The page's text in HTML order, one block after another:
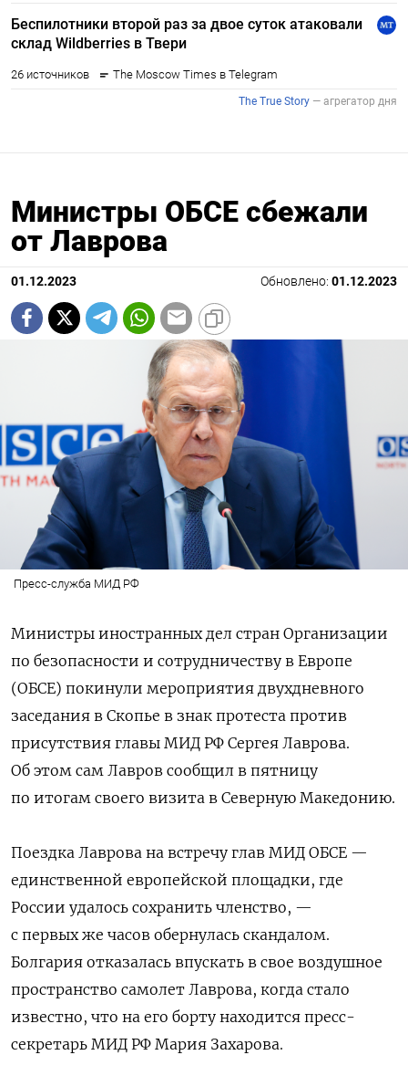
Министры ОБСЕ сбежали
от Лаврова
01.12.2023 Обновлено: 01.12.2023
Пресс-служба МИД РФ
Министры иностранных дел стран Организации
по безопасности и сотрудничеству в Европе
(ОБСЕ) покинули мероприятия двухдневного
заседания в Скопье в знак протеста против
присутствия главы МИД РФ Сергея Лаврова.
Об этом сам Лавров сообщил в пятницу
по итогам своего визита в Северную Македонию.
Поездка Лаврова на встречу глав МИД ОБСЕ —
единственной европейской площадки, где
России удалось сохранить членство, —
с первых же часов обернулась скандалом.
Болгария отказалась впускать в свое воздушное
пространство самолет Лаврова, когда стало
известно, что на его борту находится пресс-
секретарь МИД РФ Мария Захарова.